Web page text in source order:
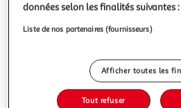
places : 4Couchage : SansCoffre de
déhoussables : OuiEquipement : 2
données selon les finalités suivantes :
Liste de nos partenaires (fournisseurs)
Afficher toutes les
Tout refuser